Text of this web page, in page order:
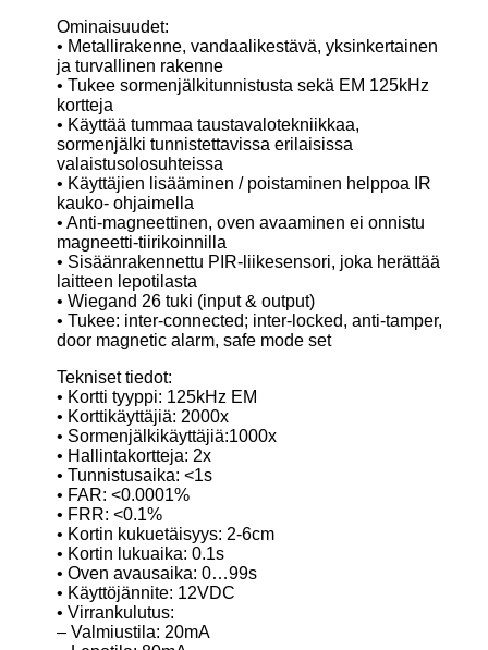
Ominaisuudet:
• Metallirakenne, vandaalikestävä, yksinkertainen
ja turvallinen rakenne
• Tukee sormenjälkitunnistusta sekä EM 125kHz
kortteja
• Käyttää tummaa taustavalotekniikkaa,
sormenjälki tunnistettavissa erilaisissa
valaistusolosuhteissa
• Käyttäjien lisääminen / poistaminen helppoa IR
kauko- ohjaimella
• Anti-magneettinen, oven avaaminen ei onnistu
magneetti-tiirikoinnilla
• Sisäänrakennettu PIR-liikesensori, joka herättää
laitteen lepotilasta
• Wiegand 26 tuki (input & output)
• Tukee: inter-connected; inter-locked, anti-tamper,
door magnetic alarm, safe mode set
Tekniset tiedot:
• Kortti tyyppi: 125kHz EM
• Korttikäyttäjiä: 2000x
• Sormenjälkikäyttäjiä:1000x
• Hallintakortteja: 2x
• Tunnistusaika: <1s
• FAR: <0.0001%
• FRR: <0.1%
• Kortin kukuetäisyys: 2-6cm
• Kortin lukuaika: 0.1s
• Oven avausaika: 0…99s
• Käyttöjännite: 12VDC
• Virrankulutus:
– Valmiustila: 20mA